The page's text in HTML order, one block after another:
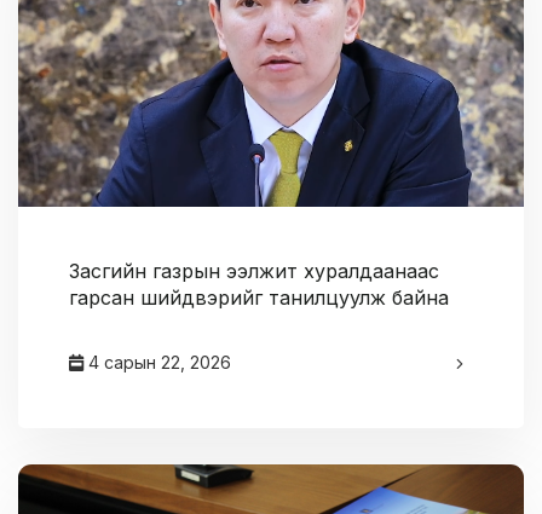
Засгийн газрын ээлжит хуралдаанаас
гарсан шийдвэрийг танилцуулж байна
4 сарын 22, 2026